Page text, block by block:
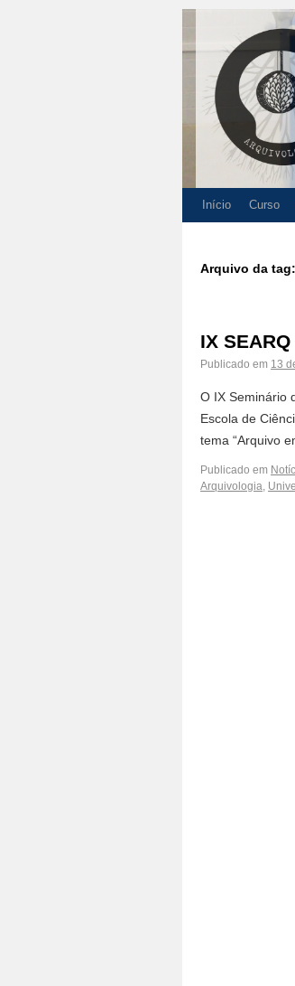
Início Curso
Arquivo da tag:
IX
Publicado em 13
O IX Seminário
Escola de
tema “Arquivo
Publicado em
Arquivologia,